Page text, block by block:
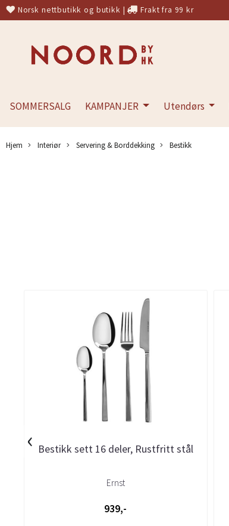
Norsk nettbutikk og butikk | Frakt fra 99 kr
SOMMERSALG KAMPANJER Utendørs
Hjem Interiør Servering & Borddekking Bestikk
Bestikk sett 16 deler, Rustfritt stål
Ernst
939,-
‹